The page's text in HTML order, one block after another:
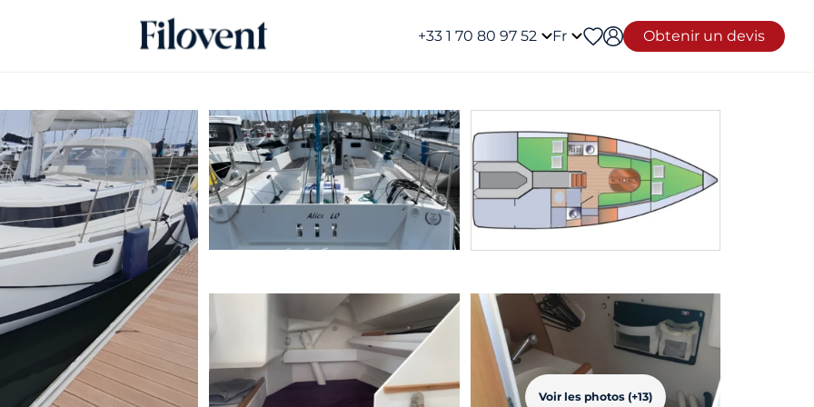
+33 1 70 80 97 52 Fr Obtenir un devis
Voir les photos (+13)